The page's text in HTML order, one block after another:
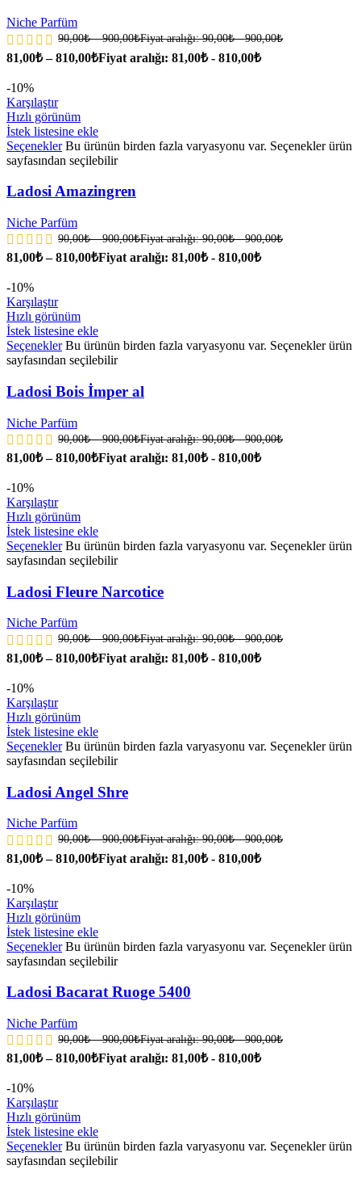
Niche Parfüm
90,00₺ –900,00₺Fiyat aralığı: 90,00₺ - 900,00₺
81,00₺ –810,00₺Fiyat aralığı: 81,00₺ - 810,00₺
-10%
Karşılaştır
Hızlı görünüm
İstek listesine ekle
Seçenekler Bu ürünün birden fazla varyasyonu var. Seçenekler ürün
sayfasından seçilebilir
Ladosi Amazingren
Niche Parfüm
90,00₺ –900,00₺Fiyat aralığı: 90,00₺ - 900,00₺
81,00₺ –810,00₺Fiyat aralığı: 81,00₺ - 810,00₺
-10%
Karşılaştır
Hızlı görünüm
İstek listesine ekle
Seçenekler Bu ürünün birden fazla varyasyonu var. Seçenekler ürün
sayfasından seçilebilir
Ladosi Bois İmper al
Niche Parfüm
90,00₺ –900,00₺Fiyat aralığı: 90,00₺ - 900,00₺
81,00₺ –810,00₺Fiyat aralığı: 81,00₺ - 810,00₺
-10%
Karşılaştır
Hızlı görünüm
İstek listesine ekle
Seçenekler Bu ürünün birden fazla varyasyonu var. Seçenekler ürün
sayfasından seçilebilir
Ladosi Fleure Narcotice
Niche Parfüm
90,00₺ –900,00₺Fiyat aralığı: 90,00₺ - 900,00₺
81,00₺ –810,00₺Fiyat aralığı: 81,00₺ - 810,00₺
-10%
Karşılaştır
Hızlı görünüm
İstek listesine ekle
Seçenekler Bu ürünün birden fazla varyasyonu var. Seçenekler ürün
sayfasından seçilebilir
Ladosi Angel Shre
Niche Parfüm
90,00₺ –900,00₺Fiyat aralığı: 90,00₺ - 900,00₺
81,00₺ –810,00₺Fiyat aralığı: 81,00₺ - 810,00₺
-10%
Karşılaştır
Hızlı görünüm
İstek listesine ekle
Seçenekler Bu ürünün birden fazla varyasyonu var. Seçenekler ürün
sayfasından seçilebilir
Ladosi Bacarat Ruoge 5400
Niche Parfüm
90,00₺ –900,00₺Fiyat aralığı: 90,00₺ - 900,00₺
81,00₺ –810,00₺Fiyat aralığı: 81,00₺ - 810,00₺
-10%
Karşılaştır
Hızlı görünüm
İstek listesine ekle
Seçenekler Bu ürünün birden fazla varyasyonu var. Seçenekler ürün
sayfasından seçilebilir